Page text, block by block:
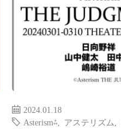
2024.01.18
Asterism⁂
アステリズム